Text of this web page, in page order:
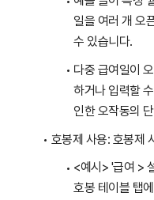
일을 여러 개 오
수 있습니다.
다중 급여일이
하거나 입력할
인한 오작동의
호봉제 사용: 호봉제
<예시> '급여 >
호봉 테이블 탭